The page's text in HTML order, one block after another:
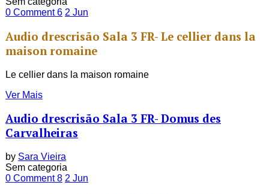
0 Comment6 2 Jun
Audio drescrisão Sala 3 FR- Le cellier dans la
maison romaine
Le cellier dans la maison romaine
Ver Mais
Audio drescrisão Sala 3 FR- Domus des
Carvalheiras
by Sara Vieira
Sem categoria
0 Comment8 2 Jun